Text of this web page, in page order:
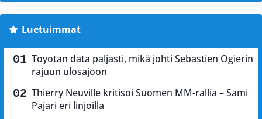
Luetuimmat
Toyotan data paljasti, mikä johti Sebastien Ogierin
rajuun ulosajoon
Thierry Neuville kritisoi Suomen MM-rallia – Sami
Pajari eri linjoilla